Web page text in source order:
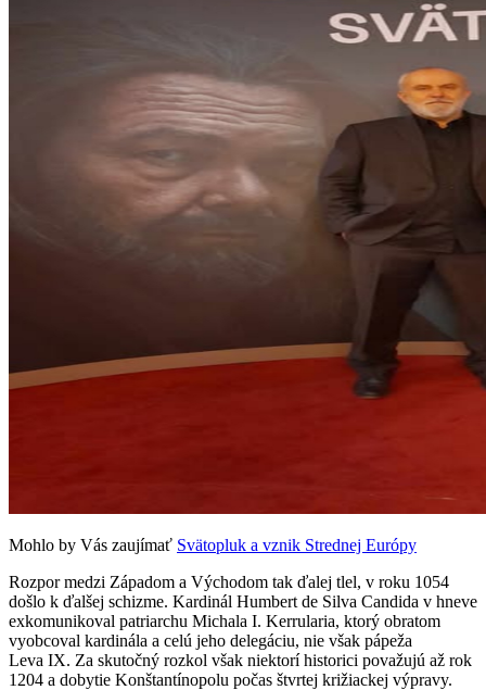
Mohlo by Vás zaujímať Svätopluk a vznik Strednej Európy
Rozpor medzi Západom a Východom tak ďalej tlel, v roku 1054
došlo k ďalšej schizme. Kardinál Humbert de Silva Candida v hneve
exkomunikoval patriarchu Michala I. Kerrularia, ktorý obratom
vyobcoval kardinála a celú jeho delegáciu, nie však pápeža
Leva IX. Za skutočný rozkol však niektorí historici považujú až rok
1204 a dobytie Konštantínopolu počas štvrtej križiackej výpravy.